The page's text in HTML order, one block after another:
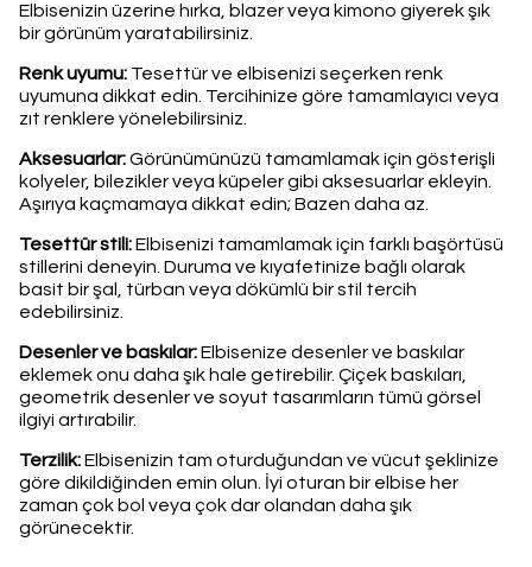
Elbisenizin üzerine hırka, blazer veya kimono giyerek şık
bir görünüm yaratabilirsiniz.
Renk uyumu: Tesettür ve elbisenizi seçerken renk
uyumuna dikkat edin. Tercihinize göre tamamlayıcı veya
zıt renklere yönelebilirsiniz.
Aksesuarlar:Görünümünüzü tamamlamak için gösterişli
kolyeler, bilezikler veya küpeler gibi aksesuarlar ekleyin.
Aşırıya kaçmamaya dikkat edin; Bazen daha az.
Tesettür stili:Elbisenizi tamamlamak için farklı başörtüsü
stillerini deneyin. Duruma ve kıyafetinize bağlı olarak
basit bir şal, türban veya dökümlü bir stil tercih
edebilirsiniz.
Desenler ve baskılar:Elbisenize desenler ve baskılar
eklemek onu daha şık hale getirebilir. Çiçek baskıları,
geometrik desenler ve soyut tasarımların tümü görsel
ilgiyi artırabilir.
Terzilik:Elbisenizin tam oturduğundan ve vücut şeklinize
göre dikildiğinden emin olun. İyi oturan bir elbise her
zaman çok bol veya çok dar olandan daha şık
görünecektir.